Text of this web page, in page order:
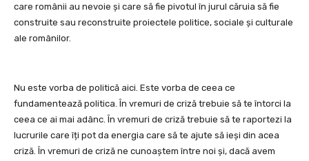
care românii au nevoie și care să fie pivotul în jurul căruia să fie
construite sau reconstruite proiectele politice, sociale și culturale
ale românilor.
Nu este vorba de politică aici. Este vorba de ceea ce
fundamentează politica. În vremuri de criză trebuie să te întorci la
ceea ce ai mai adânc. În vremuri de criză trebuie să te raportezi la
lucrurile care îți pot da energia care să te ajute să ieși din acea
criză. În vremuri de criză ne cunoaștem între noi și, dacă avem